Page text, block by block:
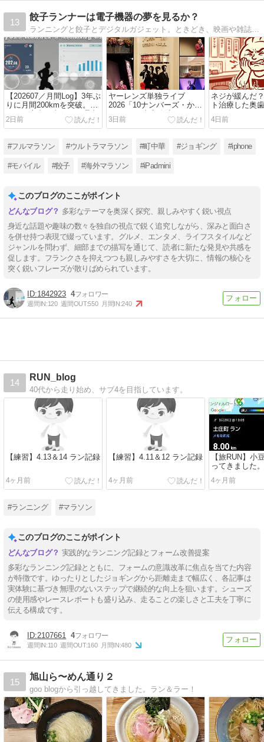
13
餃子ランナーは電子機器の夢を見るか？
【202607／月間Log】3年ぶ
りに月間200kmを突破。そ
れでも素直に喜べない理由
2日前
ヤーレンズ単独ライブ
2026「10ナンバーズ・から
っと」8/5東京公演フォトレ
ポート【撮影OKタイム＆
3日前
ネジが緩んだ
ト治療した奥
4日前
#フルマラソン #ウルトラマラソン #町中華 #ジョギング #iphone
#モバイル #餃子 #海外マラソン #iPadmini
このブログのここがポイント
多彩なテーマを奥深く探究、親しみやすく鋭い視点
身近な話題や趣味の数々を独自の視点で鋭く追究しながら、深みと面白さ
を併せ持つ表現で綴っています。グルメ、エンタメ、ライフスタイルなど
ジャンルを問わず、細部までの描写を通じて、読者に新たな発見や共感を
促します。フランクさを抑えつつも親しみやすさを大切に、情報の核心を
突く鋭いフレーズが散りばめられています。
1842923 4
週間IN:120 週間OUT:550 月間IN:240
14
RUN_blog
40代から走り始め、サブ4を目指しています。
【練習】4.13＆14 ラン記録
4ヶ月前
【練習】4.11＆12 ラン記録
4ヶ月前
【旅RUN】小
ってきました。
4ヶ月前
#ランニング #マラソン
このブログのここがポイント
実践的なランニング記録とフォーム改善提案
多彩なランニング記録とともに、フォームの意識改革に焦点を当てた内容
が特徴です。ゆったりとしたジョギングから距離走まで幅広く、各記事は
実体験に基づき無理のないステップで継続的な向上を狙います。シューズ
の使用感やレースレポートも盛り込み、走ることの楽しさと工夫を丁寧に
伝える構成です。
2107661 4
週間IN:110 週間OUT:160 月間IN:480
15
旭山ら〜めん通り２
goo blogから引っ越してきました。ラン＆ラー！